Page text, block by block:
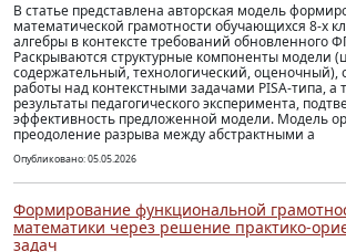
В статье представлена авторская модель
математической грамотности обучающихся 8-х
алгебры в контексте требований обновленного
Раскрываются структурные компоненты модели
содержательный, технологический, оценочный),
работы над контекстными задачами PISA-типа, а
результаты педагогического эксперимента,
эффективность предложенной модели. Модель
преодоление разрыва между абстрактными а
Опубликовано: 05.05.2026
Формирование функциональной
математики через решение практико-
задач